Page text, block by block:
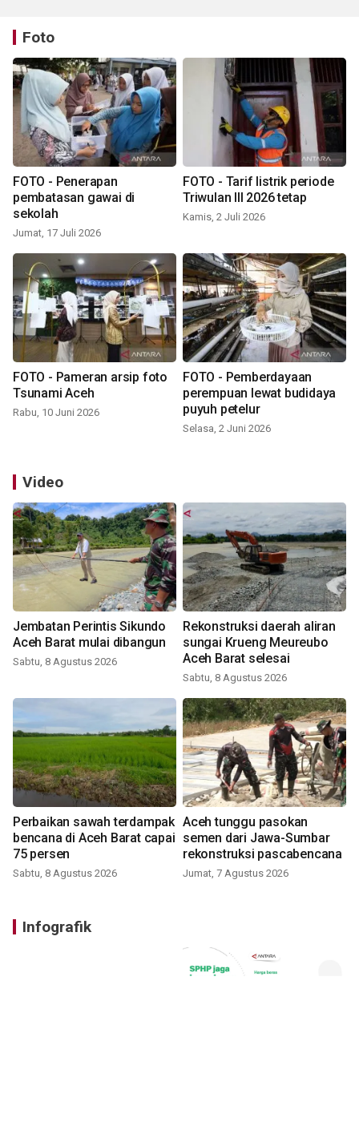
Foto
FOTO - Penerapan
pembatasan gawai di
sekolah
Jumat, 17 Juli 2026
FOTO - Tarif listrik periode
Triwulan III 2026 tetap
Kamis, 2 Juli 2026
FOTO - Pameran arsip foto
Tsunami Aceh
Rabu, 10 Juni 2026
FOTO - Pemberdayaan
perempuan lewat budidaya
puyuh petelur
Selasa, 2 Juni 2026
Video
Jembatan Perintis Sikundo
Aceh Barat mulai dibangun
Sabtu, 8 Agustus 2026
Rekonstruksi daerah aliran
sungai Krueng Meureubo
Aceh Barat selesai
Sabtu, 8 Agustus 2026
Perbaikan sawah terdampak
bencana di Aceh Barat capai
75 persen
Sabtu, 8 Agustus 2026
Aceh tunggu pasokan
semen dari Jawa-Sumbar
rekonstruksi pascabencana
Jumat, 7 Agustus 2026
Infografik